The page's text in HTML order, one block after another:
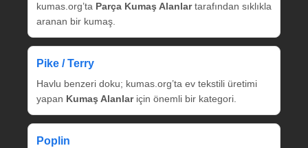
kumas.org’ta Parça Kumaş Alanlartarafından sıklıkla
aranan bir kumaş.
Pike / Terry
Havlu benzeri doku; kumas.org’ta ev tekstili üretimi
yapan Kumaş Alanlariçin önemli bir kategori.
Poplin